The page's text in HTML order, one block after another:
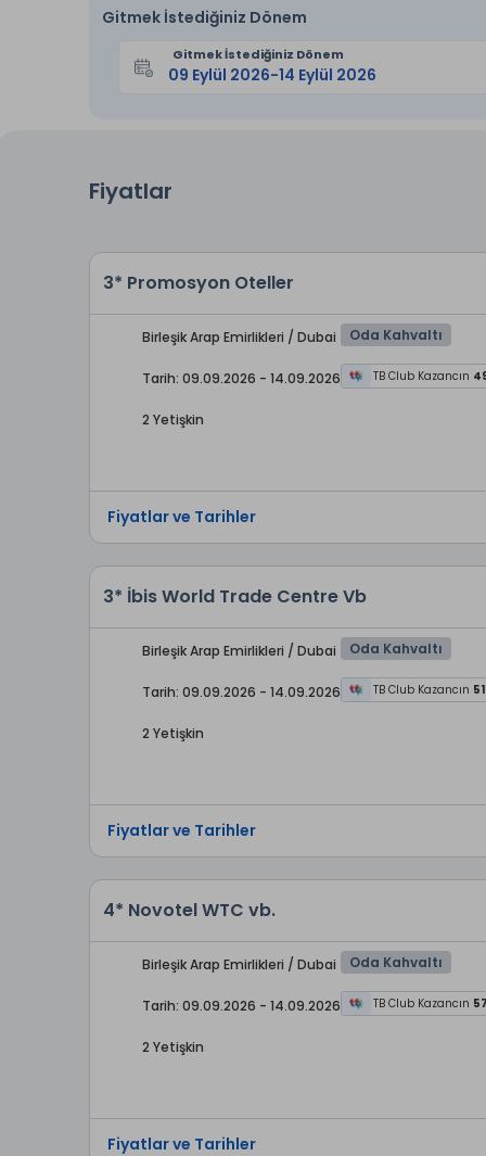
Gitmek İstediğiniz Dönem
Gitmek İstediğiniz Dönem
Fiyatlar
3* Promosyon Oteller
Birleşik Arap Emirlikleri / Dubai
Tarih: 09.09.2026 - 14.09.2026
2 Yetişkin
Oda Kahvaltı
TB Club Kazancın
Fiyatlar ve Tarihler
3* İbis World Trade Centre Vb
Birleşik Arap Emirlikleri / Dubai
Tarih: 09.09.2026 - 14.09.2026
2 Yetişkin
Oda Kahvaltı
TB Club Kazancın
Fiyatlar ve Tarihler
4* Novotel WTC vb.
Birleşik Arap Emirlikleri / Dubai
Tarih: 09.09.2026 - 14.09.2026
2 Yetişkin
Oda Kahvaltı
TB Club Kazancın
Fiyatlar ve Tarihler